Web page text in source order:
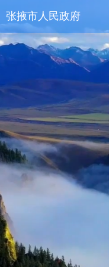
张掖市人民政府